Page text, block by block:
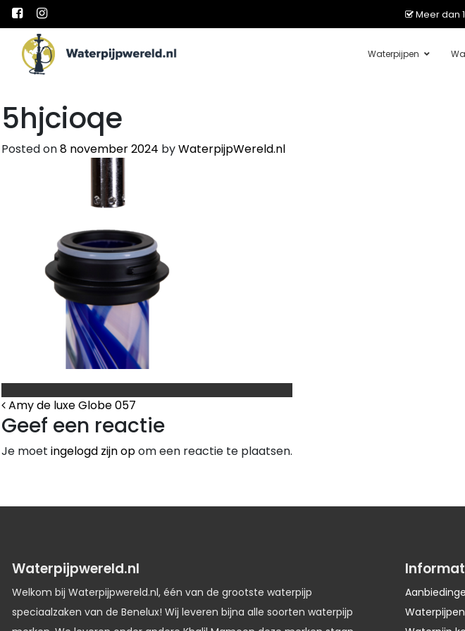
Meer dan
Main Navigation Waterpijpen
5hjcioqe
Posted on8 november 2024 byWaterpijpWereld.nl
Bericht Navigatie
Amy de luxe Globe 057
Geef een reactie
Je moet ingelogd zijn opom een reactie te plaatsen.
Waterpijpwereld.nl
Welkom bij Waterpijpwereld.nl, één van de grootste waterpijp
speciaalzaken van de Benelux! Wij leveren bijna alle soorten waterpijp
Waterpijpen